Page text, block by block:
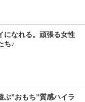
になれる。頑張る女性
ち♪
ぶ”おもち”質感ハイラ